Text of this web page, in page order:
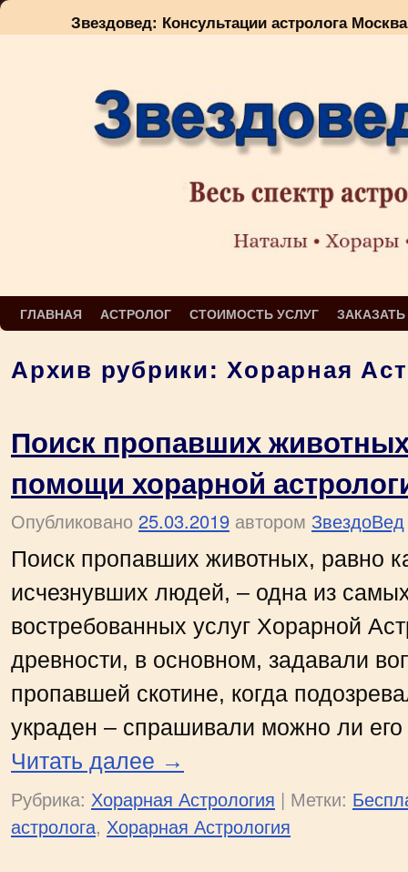
Звездовед: Консультации астролога
ГЛАВНАЯ АСТРОЛОГ СТОИМОСТЬ УСЛУГ
Архив рубрики:Хорарная
Поиск пропавших
помощи хорарной
Опубликовано 25.03.2019 автором ЗвездоВед
Поиск пропавших животных, равно
исчезнувших людей, – одна из
востребованных услуг Хорарной
древности, в основном, задавали
пропавшей скотине, когда
украден – спрашивали можно ли
Читать далее →
Рубрика: Хорарная Астрология | Метки:
астролога, Хорарная Астрология